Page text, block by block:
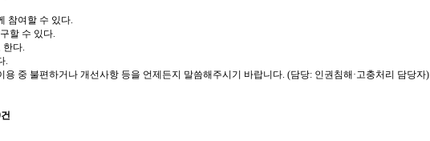
참여할 수 있다.
할 수 있다.
한다.
.
중 불편하거나 개선사항 등을 언제든지 말씀해주시기 바랍니다. (담당: 인권침해·고충처리 담당자)